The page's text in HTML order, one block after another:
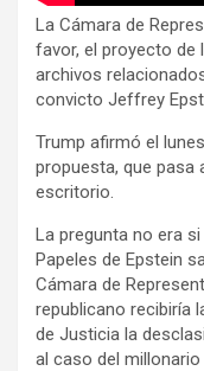
La Cámara de
favor, el proyecto de
archivos
convicto Jeffrey
Trump afirmó el
propuesta, que pasa
escritorio.
La pregunta no era
Papeles de Epstein
Cámara de
republicano recibiría
de Justicia la
al caso del